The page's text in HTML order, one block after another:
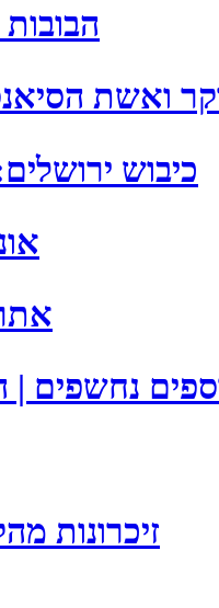
ואשת
כיבוש
נחשפים |
זיכרונות